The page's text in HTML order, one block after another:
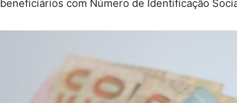
beneficiários com Número de Identificação